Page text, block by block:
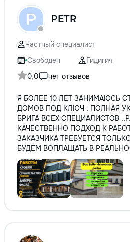
P PETR
Частный специалист
Свободен
Гидигич
0,0
нет отзывов
Я БОЛЕЕ 10 ЛЕТ ЗАНИМАЮСЬ
ДОМОВ ПОД КЛЮЧ , ПОЛНАЯ
БРИГА ВСЕХ СПЕЦИАЛИСТОВ
КАЧЕСТВЕННО ПОДХОД К
ЗАКАЗЧИКА ТРЕБУЕТСЯ
БУДЕМ ВОПЛАЩАТЬ В